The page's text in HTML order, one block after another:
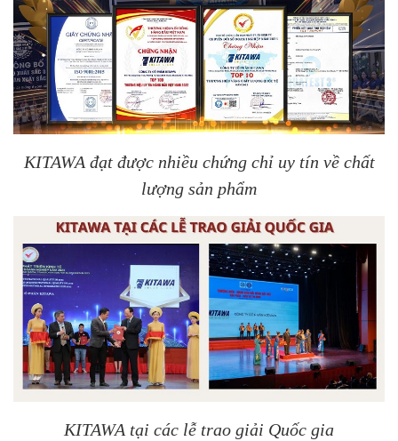
KITAWA đạt được nhiều chứng chỉ uy tín về chất
lượng sản phẩm
KITAWA tại các lễ trao giải Quốc gia